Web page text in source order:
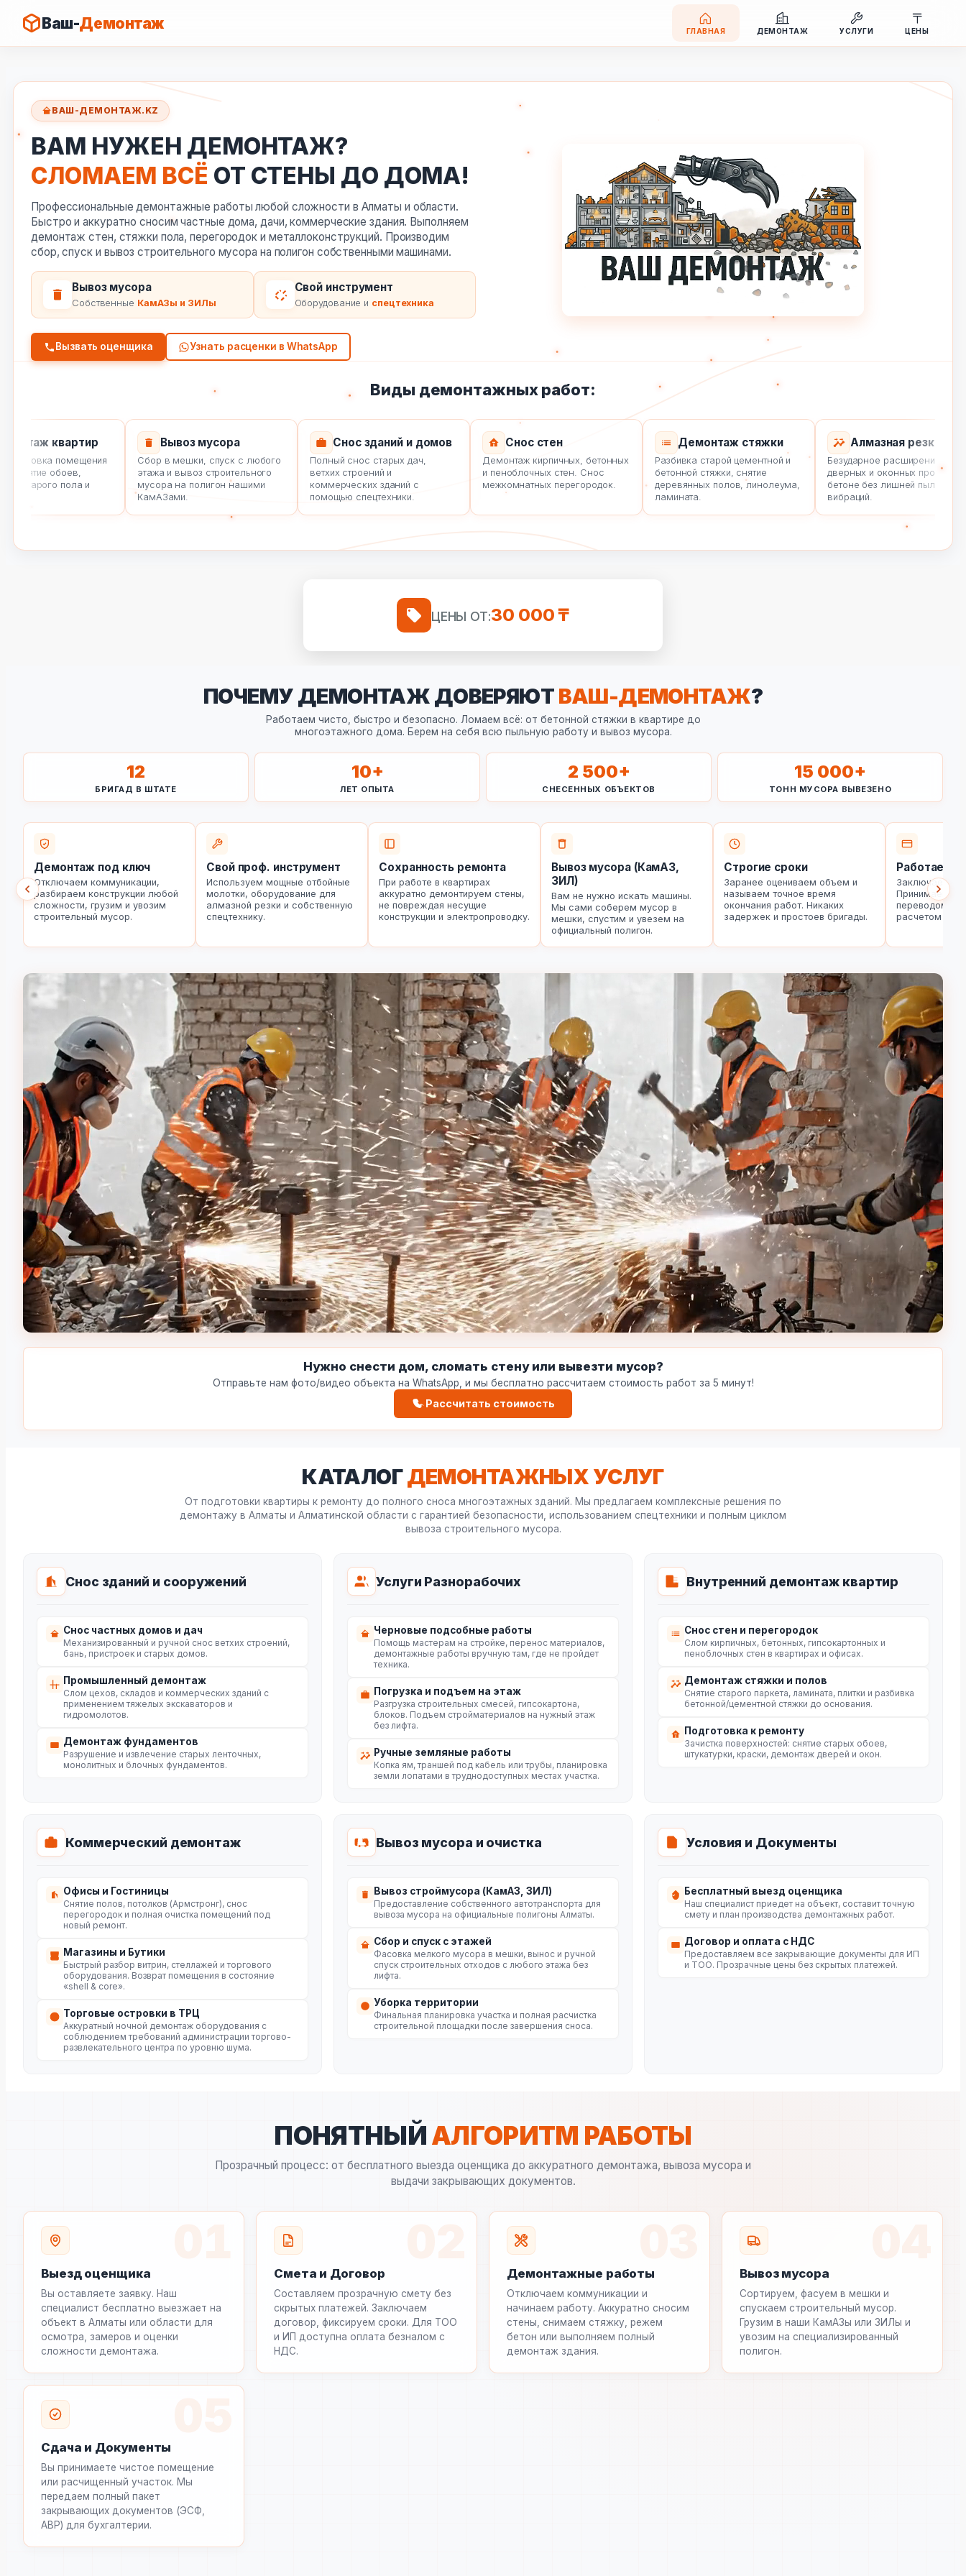
Перейти
содержимому
Ваш-Демонтаж ГЛАВНАЯ ДЕМОНТАЖ УСЛУГИ ЦЕНЫ
ВАШ-ДЕМОНТАЖ.KZ
ВАМ НУЖЕН ДЕМОНТАЖ?
СЛОМАЕМ ВСЁ ОТ СТЕНЫ ДО ДОМА!
Профессиональные демонтажные работы любой сложности в Алматы и области.
Быстро и аккуратно сносим частные дома, дачи, коммерческие здания. Выполняем
демонтаж стен, стяжки пола, перегородок и металлоконструкций. Производим
сбор, спуск и вывоз строительного мусора на полигон собственными машинами.
Вывоз мусора
Собственные КамАЗы и ЗИЛы
Свой инструмент
Оборудование и спецтехника
Вызвать оценщика Узнать расценки в WhatsApp
Виды демонтажных работ:
квартир
помещения
обоев,
старого пола и
Вывоз мусора
Сбор в мешки, спуск с любого
этажа и вывоз строительного
мусора на полигон нашими
КамАЗами.
Снос зданий и домов
Полный снос старых дач,
ветхих строений и
коммерческих зданий с
помощью спецтехники.
Снос стен
Демонтаж кирпичных, бетонных
и пеноблочных стен. Снос
межкомнатных перегородок.
Демонтаж стяжки
Разбивка старой цементной и
бетонной стяжки, снятие
деревянных полов, линолеума,
ламината.
Алмазная резка
Безударное расширение
дверных и оконных проемов в
бетоне без лишней пыли и
вибраций.
ЦЕНЫ ОТ:30 000 ₸
ПОЧЕМУ ДЕМОНТАЖ ДОВЕРЯЮТ ВАШ-ДЕМОНТАЖ?
Работаем чисто, быстро и безопасно. Ломаем всё: от бетонной стяжки в квартире до
многоэтажного дома. Берем на себя всю пыльную работу и вывоз мусора.
12
БРИГАД В ШТАТЕ
10+
ЛЕТ ОПЫТА
2 500+
СНЕСЕННЫХ ОБЪЕКТОВ
15 000+
ТОНН МУСОРА ВЫВЕЗЕНО
Демонтаж под ключ
Отключаем коммуникации,
разбираем конструкции любой
сложности, грузим и увозим
строительный мусор.
Свой проф. инструмент
Используем мощные отбойные
молотки, оборудование для
алмазной резки и собственную
спецтехнику.
Сохранность ремонта
При работе в квартирах
аккуратно демонтируем стены,
не повреждая несущие
конструкции и электропроводку.
Вывоз мусора (КамАЗ,
ЗИЛ)
Вам не нужно искать машины.
Мы сами соберем мусор в
мешки, спустим и увезем на
официальный полигон.
Строгие сроки
Заранее оцениваем объем и
называем точное время
окончания работ. Никаких
задержек и простоев бригады.
Работаем
Заключаем
Принимаем
переводом и
расчетом с
Нужно снести дом, сломать стену или вывезти мусор?
Отправьте нам фото/видео объекта на WhatsApp, и мы бесплатно рассчитаем стоимость работ за 5 минут!
Рассчитать стоимость
КАТАЛОГДЕМОНТАЖНЫХ УСЛУГ
От подготовки квартиры к ремонту до полного сноса многоэтажных зданий. Мы предлагаем комплексные решения по
демонтажу в Алматы и Алматинской области с гарантией безопасности, использованием спецтехники и полным циклом
вывоза строительного мусора.
Снос зданий и сооружений
Снос частных домов и дач
Механизированный и ручной снос ветхих строений,
бань, пристроек и старых домов.
Промышленный демонтаж
Слом цехов, складов и коммерческих зданий с
применением тяжелых экскаваторов и
гидромолотов.
Демонтаж фундаментов
Разрушение и извлечение старых ленточных,
монолитных и блочных фундаментов.
Услуги Разнорабочих
Черновые подсобные работы
Помощь мастерам на стройке, перенос материалов,
демонтажные работы вручную там, где не пройдет
техника.
Погрузка и подъем на этаж
Разгрузка строительных смесей, гипсокартона,
блоков. Подъем стройматериалов на нужный этаж
без лифта.
Ручные земляные работы
Копка ям, траншей под кабель или трубы, планировка
земли лопатами в труднодоступных местах участка.
Внутренний демонтаж квартир
Снос стен и перегородок
Слом кирпичных, бетонных, гипсокартонных и
пеноблочных стен в квартирах и офисах.
Демонтаж стяжки и полов
Снятие старого паркета, ламината, плитки и разбивка
бетонной/цементной стяжки до основания.
Подготовка к ремонту
Зачистка поверхностей: снятие старых обоев,
штукатурки, краски, демонтаж дверей и окон.
Коммерческий демонтаж
Офисы и Гостиницы
Снятие полов, потолков (Армстронг), снос
перегородок и полная очистка помещений под
новый ремонт.
Магазины и Бутики
Быстрый разбор витрин, стеллажей и торгового
оборудования. Возврат помещения в состояние
«shell & core».
Торговые островки в ТРЦ
Аккуратный ночной демонтаж оборудования с
соблюдением требований администрации торгово-
развлекательного центра по уровню шума.
Вывоз мусора и очистка
Вывоз строймусора (КамАЗ, ЗИЛ)
Предоставление собственного автотранспорта для
вывоза мусора на официальные полигоны Алматы.
Сбор и спуск с этажей
Фасовка мелкого мусора в мешки, вынос и ручной
спуск строительных отходов с любого этажа без
лифта.
Уборка территории
Финальная планировка участка и полная расчистка
строительной площадки после завершения сноса.
Условия и Документы
Бесплатный выезд оценщика
Наш специалист приедет на объект, составит точную
смету и план производства демонтажных работ.
Договор и оплата с НДС
Предоставляем все закрывающие документы для ИП
и ТОО. Прозрачные цены без скрытых платежей.
ПОНЯТНЫЙАЛГОРИТМ РАБОТЫ
Прозрачный процесс: от бесплатного выезда оценщика до аккуратного демонтажа, вывоза мусора и
выдачи закрывающих документов.
Выезд оценщика
Вы оставляете заявку. Наш
специалист бесплатно выезжает на
объект в Алматы или области для
осмотра, замеров и оценки
сложности демонтажа.
Смета и Договор
Составляем прозрачную смету без
скрытых платежей. Заключаем
договор, фиксируем сроки. Для ТОО
и ИП доступна оплата безналом с
НДС.
Демонтажные работы
Отключаем коммуникации и
начинаем работу. Аккуратно сносим
стены, снимаем стяжку, режем
бетон или выполняем полный
демонтаж здания.
Вывоз мусора
Сортируем, фасуем в мешки и
спускаем строительный мусор.
Грузим в наши КамАЗы или ЗИЛы и
увозим на специализированный
полигон.
Сдача и Документы
Вы принимаете чистое помещение
или расчищенный участок. Мы
передаем полный пакет
закрывающих документов (ЭСФ,
АВР) для бухгалтерии.